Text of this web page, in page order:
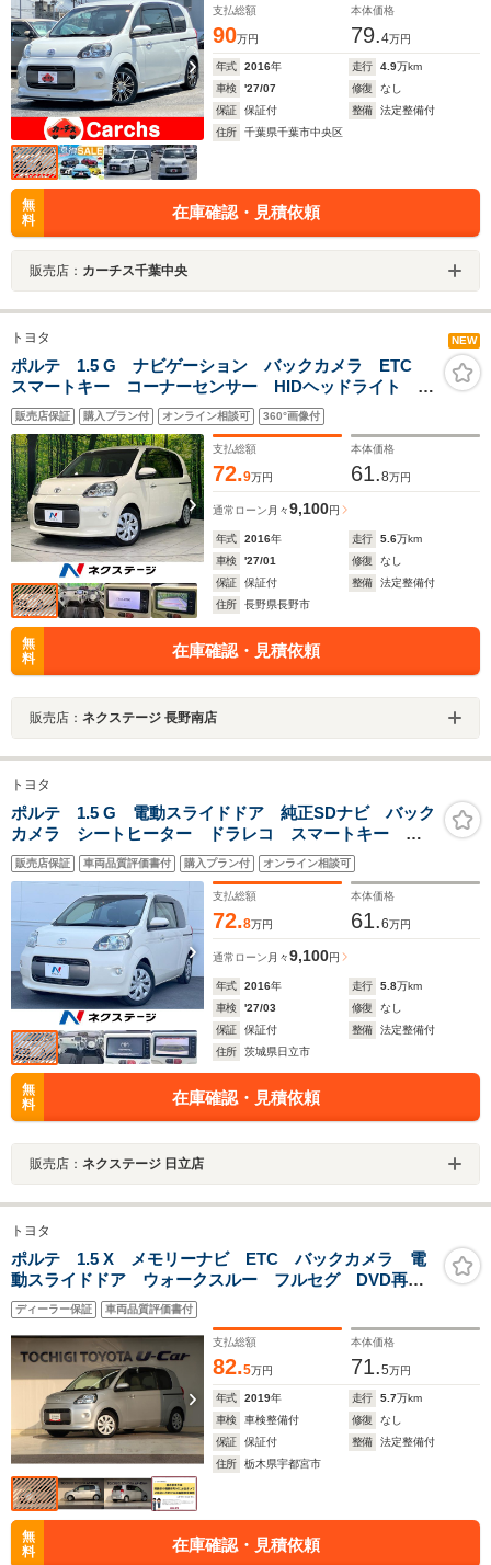
支払総額
90万円
本体価格
79.4万円
年式 2016年 走行 4.9万km
車検
'27/07 修復
なし
保証
保証付 整備
法定整備付
住所
千葉県千葉市中央区
無
料
在庫確認・見積依頼
販売店： カーチス千葉中央
トヨタ NEW
ポルテ 1.5 G ナビゲーション バックカメラ ETC
スマートキー コーナーセンサー HIDヘッドライト オ
ートライト オートエアコン 地デジ CD再生 盗難防
止装置
販売店保証 購入プラン付 オンライン相談可 360°画像付
支払総額
72.9万円
本体価格
61.8万円
通常ローン 月々9,100円
年式 2016年 走行 5.6万km
車検
'27/01 修復
なし
保証
保証付 整備
法定整備付
住所
長野県長野市
無
料
在庫確認・見積依頼
販売店： ネクステージ 長野南店
トヨタ
ポルテ 1.5 G 電動スライドドア 純正SDナビ バック
カメラ シートヒーター ドラレコ スマートキー
ETC オートエアコン Bluetooth CD DVD再生 フ
ルセグ
販売店保証 車両品質評価書付 購入プラン付 オンライン相談可
支払総額
72.8万円
本体価格
61.6万円
通常ローン 月々9,100円
年式 2016年 走行 5.8万km
車検
'27/03 修復
なし
保証
保証付 整備
法定整備付
住所
茨城県日立市
無
料
在庫確認・見積依頼
販売店： ネクステージ 日立店
トヨタ
ポルテ 1.5 X メモリーナビ ETC バックカメラ 電
動スライドドア ウォークスルー フルセグ DVD再
生 アイドリングストップ 衝突防止システム スマー
トキー 盗難防止システム 横滑り防止装置 エアバッ
グ エアコン
ディーラー保証 車両品質評価書付
支払総額
82.5万円
本体価格
71.5万円
年式 2019年 走行 5.7万km
車検
車検整備付 修復
なし
保証
保証付 整備
法定整備付
住所
栃木県宇都宮市
無
料
在庫確認・見積依頼